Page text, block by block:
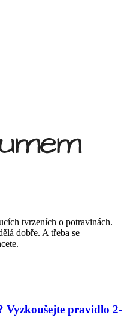
tvrzeních o potravinách.
dobře. A třeba se
Vyzkoušejte pravidlo 2-